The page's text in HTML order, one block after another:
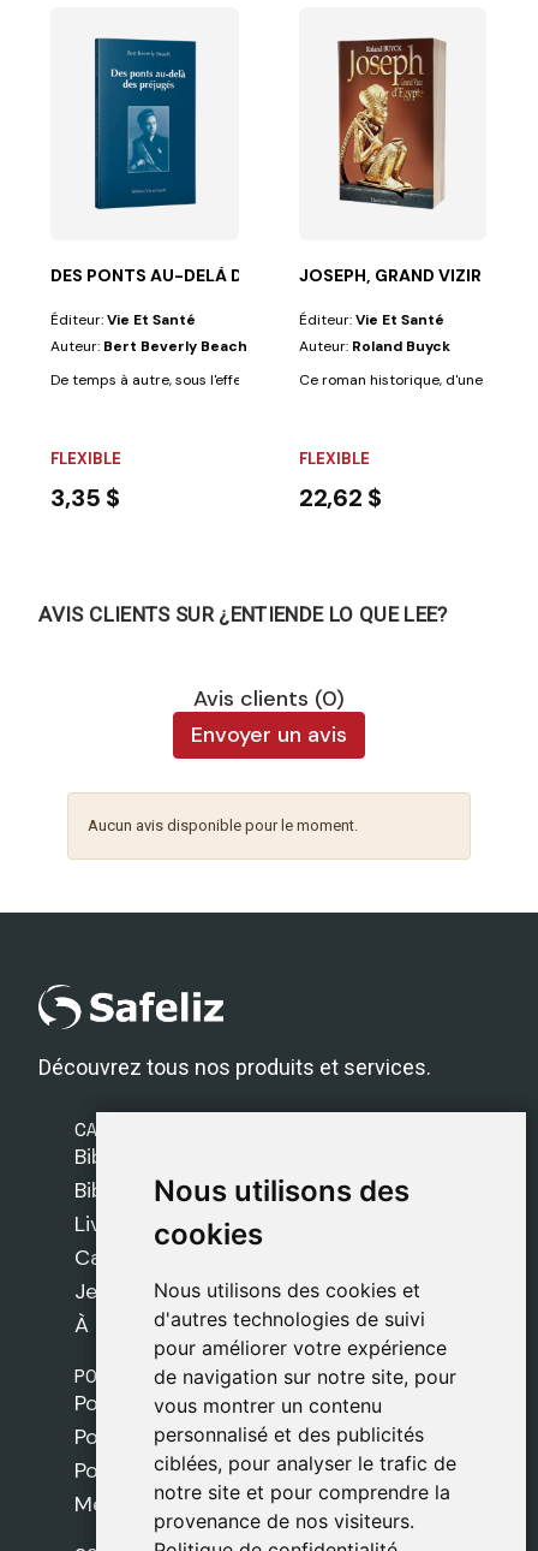
Nous utilisons des
cookies
Nous utilisons des cookies et
d'autres technologies de suivi
pour améliorer votre expérience
de navigation sur notre site, pour
vous montrer un contenu
personnalisé et des publicités
ciblées, pour analyser le trafic de
notre site et pour comprendre la
provenance de nos visiteurs.
Nous utilisons des
cookies
Nous utilisons des cookies et
d'autres technologies de suivi
pour améliorer votre expérience
de navigation sur notre site, pour
vous montrer un contenu
personnalisé et des publicités
ciblées, pour analyser le trafic de
notre site et pour comprendre la
provenance de nos visiteurs.
des femmes...
fidélité au texte biblique, nous fait connaitre...
DES PONTS AU-DELÀ DES PRÉJUGÉS
Éditeur:Vie Et Santé
Auteur: Bert Beverly Beach
De temps à autre, sous l'effet de la providence divine, des hommes et
FLEXIBLE
3,35 $
JOSEPH, GRAND VIZIR
Éditeur:Vie Et Santé
Auteur: Roland Buyck
Ce roman historique, d'une
FLEXIBLE
22,62 $
AVIS CLIENTS SUR ¿ENTIENDE LO QUE LEE?
Avis clients (0)
Envoyer un avis
Aucun avis disponible pour le moment.
Découvrez tous nos produits et services.
CATÉGORIES
Bibles Safeliz
Bibles
Livres
Cadeaux
Jeux
À propos de nous
POLITIQUES
Politique de livraison
Politique de cookies
Politique de confidentialité
Mentions légales